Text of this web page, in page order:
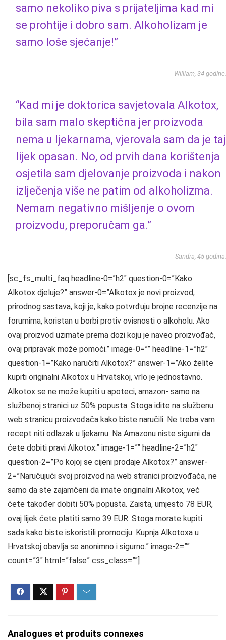
samo nekoliko piva s prijateljima kad mi
se prohtije i dobro sam. Alkoholizam je
samo loše sjećanje!”
William, 34 godine.
“Kad mi je doktorica savjetovala Alkotox,
bila sam malo skeptična jer proizvoda
nema u ljekarnama, vjerovala sam da je taj
lijek opasan. No, od prvih dana korištenja
osjetila sam djelovanje proizvoda i nakon
izlječenja više ne patim od alkoholizma.
Nemam negativno mišljenje o ovom
proizvodu, preporučam ga.”
Sandra, 45 godina.
[sc_fs_multi_faq headline-0=”h2″ question-0=”Kako
Alkotox djeluje?” answer-0=”Alkotox je novi proizvod,
prirodnog sastava, koji je, kako potvrđuju brojne recenzije na
forumima, koristan u borbi protiv ovisnosti o alkoholu. Ako
ovaj proizvod uzimate prema dozi koju je naveo proizvođač,
ovaj pripravak može pomoći.” image-0=”” headline-1=”h2″
question-1=”Kako naručiti Alkotox?” answer-1=”Ako želite
kupiti originalni Alkotox u Hrvatskoj, vrlo je jednostavno.
Alkotox se ne može kupiti u apoteci, amazon- samo na
službenoj stranici uz 50% popusta. Stoga idite na službenu
web stranicu proizvođača kako biste naručili. Ne treba vam
recept niti odlazak u ljekarnu. Na Amazonu niste sigurni da
ćete dobiti pravi Alkotox.” image-1=”” headline-2=”h2″
question-2=”Po kojoj se cijeni prodaje Alkotox?” answer-
2=”Naručujući svoj proizvod na web stranici proizvođača, ne
samo da ste zajamčeni da imate originalni Alkotox, već
ćete također dobiti 50% popusta. Zaista, umjesto 78 EUR,
ovaj lijek ćete platiti samo 39 EUR. Stoga morate kupiti
sada kako biste iskoristili promociju. Kupnja Alkotoxa u
Hrvatskoj obavlja se anonimno i sigurno.” image-2=””
count=”3″ html=”false” css_class=””]
Analogues et produits connexes